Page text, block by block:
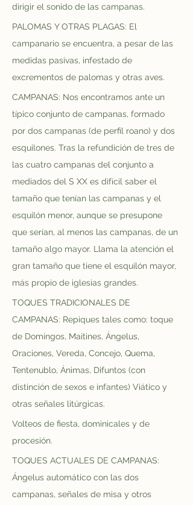
dirigir el sonido de las campanas.
PALOMAS Y OTRAS PLAGAS: El
campanario se encuentra, a pesar de las
medidas pasivas, infestado de
excrementos de palomas y otras aves.
CAMPANAS: Nos encontramos ante un
típico conjunto de campanas, formado
por dos campanas (de perfil roano) y dos
esquilones. Tras la refundición de tres de
las cuatro campanas del conjunto a
mediados del S XX es difícil saber el
tamaño que tenían las campanas y el
esquilón menor, aunque se presupone
que serían, al menos las campanas, de un
tamaño algo mayor. Llama la atención el
gran tamaño que tiene el esquilón mayor,
más propio de iglesias grandes.
TOQUES TRADICIONALES DE
CAMPANAS: Repiques tales como: toque
de Domingos, Maitines, Ángelus,
Oraciones, Vereda, Concejo, Quema,
Tentenublo, Ánimas, Difuntos (con
distinción de sexos e infantes) Viático y
otras señales litúrgicas.
Volteos de fiesta, dominicales y de
procesión.
TOQUES ACTUALES DE CAMPANAS:
Ángelus automático con las dos
campanas, señales de misa y otros